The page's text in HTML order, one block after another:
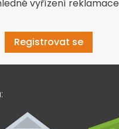
vyřízení reklamace
Registrovat se